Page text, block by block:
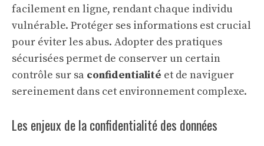
facilement en ligne, rendant chaque individu
vulnérable. Protéger ses informations est crucial
pour éviter les abus. Adopter des pratiques
sécurisées permet de conserver un certain
contrôle sur sa confidentialité et de naviguer
sereinement dans cet environnement complexe.
Les enjeux de la confidentialité des données